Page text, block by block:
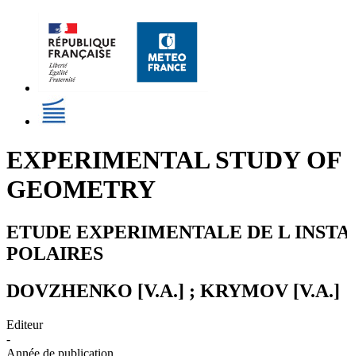
EXPERIMENTAL STUDY
GEOMETRY
ETUDE EXPERIMENTALE DE L
POLAIRES
DOVZHENKO [V.A.] ; KRYMOV [V.A.]
Editeur
-
Année de publication